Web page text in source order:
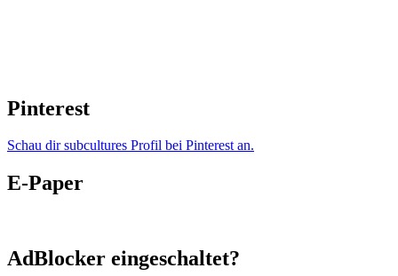
Pinterest
Schau dir subcultures Profil bei Pinterest an.
E-Paper
AdBlocker eingeschaltet?